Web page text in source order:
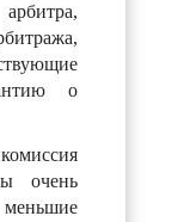
о
очень